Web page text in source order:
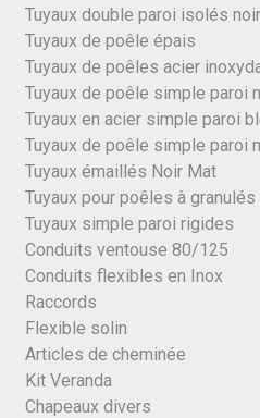
Tuyaux double paroi isolés
Tuyaux de poêle épais
Tuyaux de poêles acier
Tuyaux de poêle simple paroi
Tuyaux en acier simple paroi
Tuyaux de poêle simple paroi
Tuyaux émaillés Noir Mat
Tuyaux pour poêles à
Tuyaux simple paroi rigides
Conduits ventouse 80/125
Conduits flexibles en Inox
Raccords
Flexible solin
Articles de cheminée
Kit Veranda
Chapeaux divers